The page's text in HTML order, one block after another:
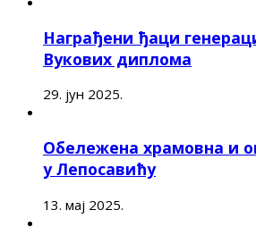
Награђени ђаци
Вукових диплома
29. јун 2025.
Обележена храмовна и
у Лепосавићу
13. мај 2025.